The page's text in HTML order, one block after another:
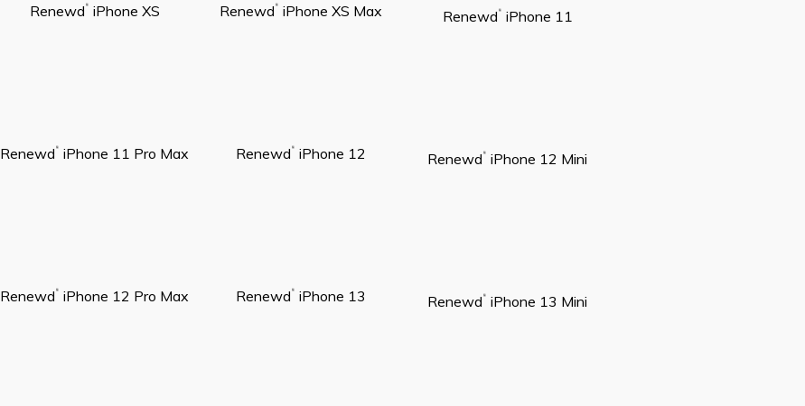
Renewd ® iPhone XS Renewd ® iPhone XS Max Renewd ® iPhone 11
Renewd ® iPhone 11 Pro Max Renewd ® iPhone 12 Renewd ® iPhone 12 Mini
Renewd ® iPhone 12 Pro Max Renewd ® iPhone 13 Renewd ® iPhone 13 Mini